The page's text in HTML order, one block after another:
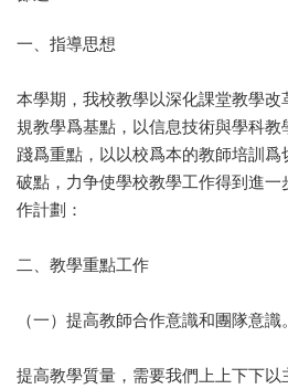
一、指導思想
本學期，我校教學以深化課堂教學改
規教學爲基點，以信息技術與學科
踐爲重點，以以校爲本的教師培訓
破點，力争使學校教學工作得到進
作計劃：
二、教學重點工作
（一）提高教師合作意識和團隊意識。
提高教學質量，需要我們上上下下